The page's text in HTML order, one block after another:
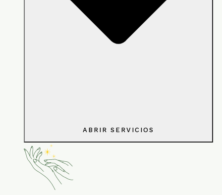
ABRIR SERVICIOS